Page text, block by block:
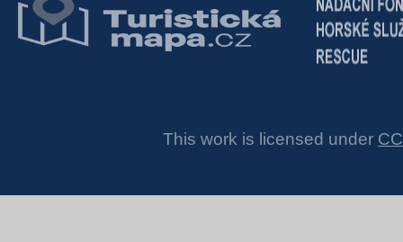
This work is licensed under